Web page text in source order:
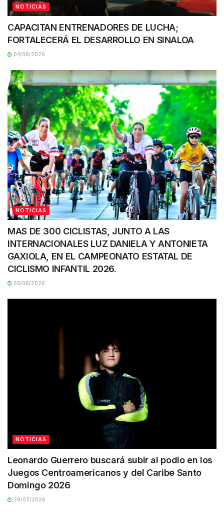
NOTICIAS
CAPACITAN ENTRENADORES DE LUCHA;
FORTALECERÁ EL DESARROLLO EN SINALOA
04/08/2026
NOTICIAS
MAS DE 300 CICLISTAS, JUNTO A LAS
INTERNACIONALES LUZ DANIELA Y ANTONIETA
GAXIOLA, EN EL CAMPEONATO ESTATAL DE
CICLISMO INFANTIL 2026.
03/08/2026
NOTICIAS
Leonardo Guerrero buscará subir al podio en los
Juegos Centroamericanos y del Caribe Santo
Domingo 2026
29/07/2026